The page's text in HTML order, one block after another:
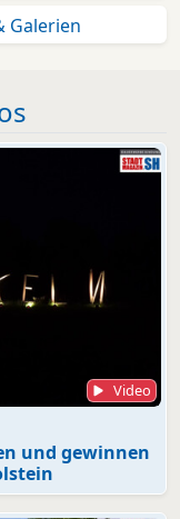
Video
und gewinnen